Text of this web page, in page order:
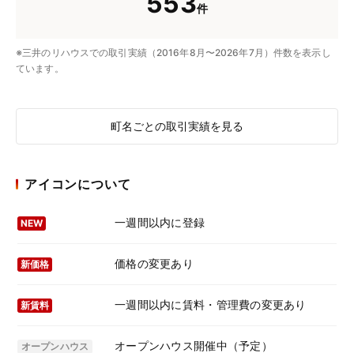
件
※三井のリハウスでの取引実績（2016年8月〜2026年7月）件数を表示し
ています。
町名ごとの取引実績を見る
アイコンについて
NEW 一週間以内に登録
新価格 価格の変更あり
新賃料 一週間以内に賃料・管理費の変更あり
オープンハウス オープンハウス開催中（予定）